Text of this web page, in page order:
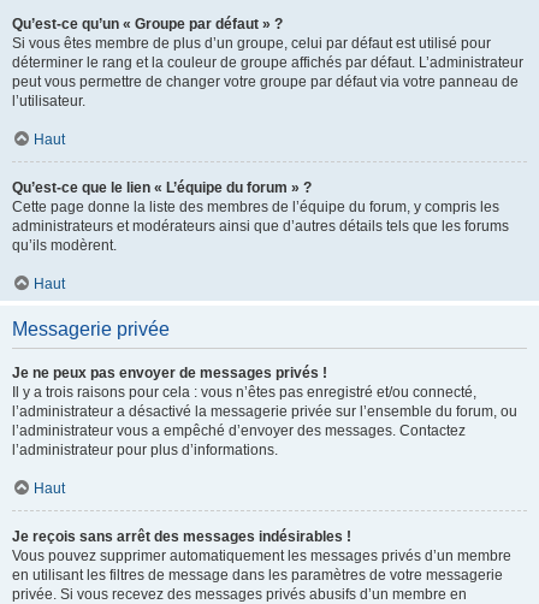
Qu’est-ce qu’un « Groupe par défaut » ?
Si vous êtes membre de plus d’un groupe, celui par défaut est utilisé pour
déterminer le rang et la couleur de groupe affichés par défaut. L’administrateur
peut vous permettre de changer votre groupe par défaut via votre panneau de
l’utilisateur.
Haut
Qu’est-ce que le lien « L’équipe du forum » ?
Cette page donne la liste des membres de l’équipe du forum, y compris les
administrateurs et modérateurs ainsi que d’autres détails tels que les forums
qu’ils modèrent.
Haut
Messagerie privée
Je ne peux pas envoyer de messages privés !
Il y a trois raisons pour cela : vous n’êtes pas enregistré et/ou connecté,
l’administrateur a désactivé la messagerie privée sur l’ensemble du forum, ou
l’administrateur vous a empêché d’envoyer des messages. Contactez
l’administrateur pour plus d’informations.
Haut
Je reçois sans arrêt des messages indésirables !
Vous pouvez supprimer automatiquement les messages privés d’un membre
en utilisant les filtres de message dans les paramètres de votre messagerie
privée. Si vous recevez des messages privés abusifs d’un membre en